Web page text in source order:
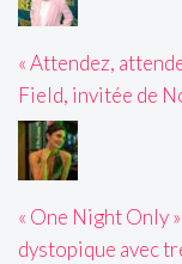
« Attendez,
Field, invitée de
« One Night Only
dystopique avec